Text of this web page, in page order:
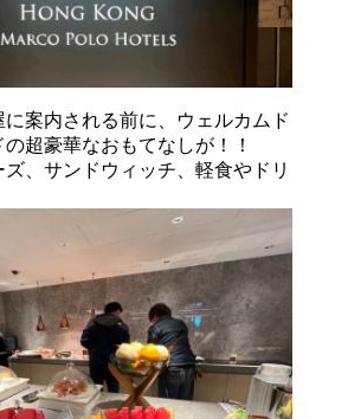
に案内される前に、ウェルカムド
超豪華なおもてなしが！！
、サンドウィッチ、軽食やドリ